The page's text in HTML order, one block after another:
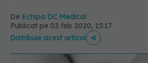
De Echipa DC Medical
Publicat pe 03 feb 2020, 15:17
Distribuie acest articol